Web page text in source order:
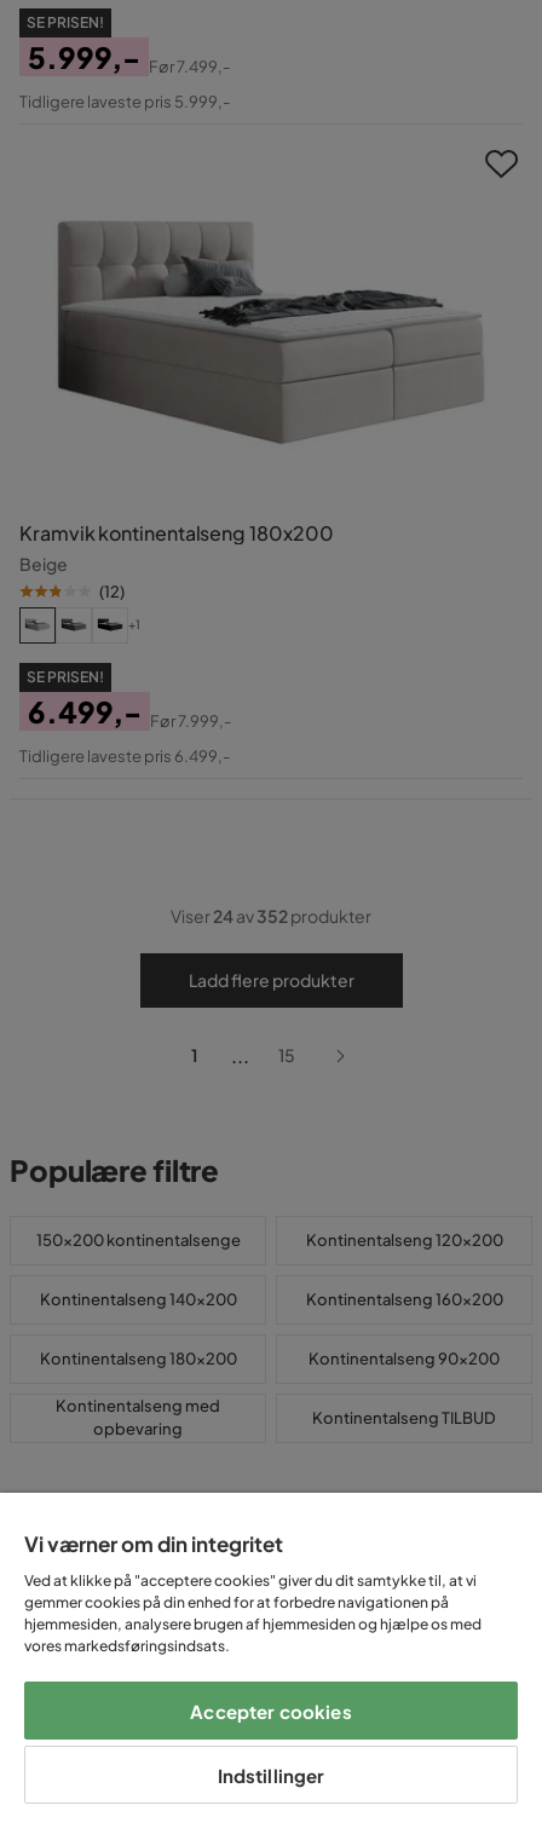
SE PRISEN!
Pris
5.999,-
Original
Før7.499,-
Tidligere laveste pris 5.999,-
Kramvik kontinentalseng 180x200
Beige
(12)
+1
SE PRISEN!
Pris
6.499,-
Original
Før7.999,-
Tidligere laveste pris 6.499,-
Viser24av352produkter
Ladd flere produkter
1 ... 15
Populære filtre
150x200 kontinentalsenge Kontinentalseng 120x200
Kontinentalseng 140x200 Kontinentalseng 160x200
Kontinentalseng 180x200 Kontinentalseng 90x200
Kontinentalseng med
opbevaring
Kontinentalseng TILBUD
TILMELD DIG
NYHEDSBREVET
Tilmeld
Vi værner om din integritet
Ved at klikke på "acceptere cookies" giver du dit samtykke til, at vi
gemmer cookies på din enhed for at forbedre navigationen på
hjemmesiden, analysere brugen af hjemmesiden og hjælpe os med
vores markedsføringsindsats.
Accepter cookies
Indstillinger